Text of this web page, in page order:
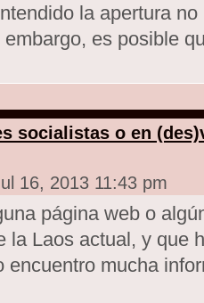
la apertura
es posible
socialistas o en
16, 2013 11:43 pm
página web o
la Laos actual, y que
encuentro mucha